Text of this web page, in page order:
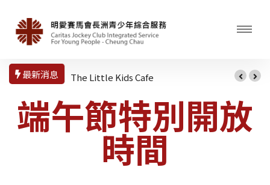
最新消息 The Little Kids Cafe
端午節特別開放
時間